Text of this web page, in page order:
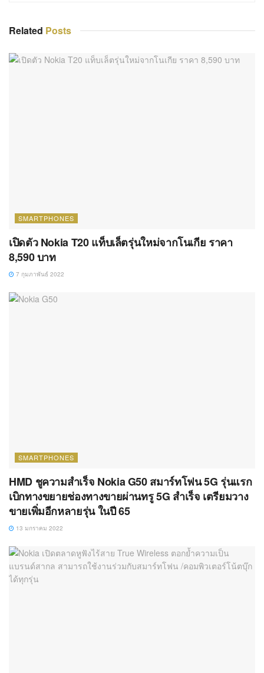
Related Posts
SMARTPHONES
เปิดตัว Nokia T20 แท็บเล็ตรุ่นใหม่จากโนเกีย ราคา
8,590 บาท
7 กุมภาพันธ์ 2022
SMARTPHONES
HMD ชูความสำเร็จ Nokia G50 สมาร์ทโฟน 5G รุ่นแรก
เบิกทางขยายช่องทางขายผ่านทรู 5G สำเร็จ เตรียมวาง
ขายเพิ่มอีกหลายรุ่น ในปี 65
13 มกราคม 2022